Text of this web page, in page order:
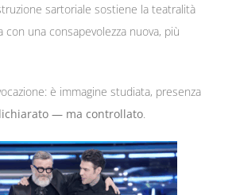
sartoriale sostiene la teatralità
con una consapevolezza nuova, più
è immagine studiata, presenza
— ma controllato